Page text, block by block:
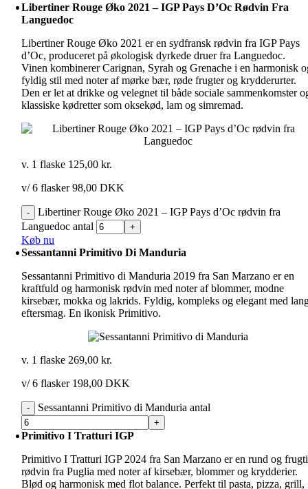
Libertiner Rouge Øko 2021 – IGP Pays D’Oc Rødvin Fra
Languedoc
Libertiner Rouge Øko 2021 er en sydfransk rødvin fra IGP Pays
d’Oc, produceret på økologisk dyrkede druer fra Languedoc.
Vinen kombinerer Carignan, Syrah og Grenache i en harmonisk
fyldig stil med noter af mørke bær, røde frugter og krydderurter.
Den er let at drikke og velegnet til både sociale sammenkomster
klassiske kødretter som oksekød, lam og simremad.
v. 1 flaske 125,00kr.
v/ 6 flasker 98,00 DKK
Libertiner Rouge Øko 2021 – IGP Pays d’Oc rødvin fra
Languedoc antal
Køb nu
Sessantanni Primitivo Di Manduria
Sessantanni Primitivo di Manduria 2019 fra San Marzano er en
kraftfuld og harmonisk rødvin med noter af blommer, modne
kirsebær, mokka og lakrids. Fyldig, kompleks og elegant med
eftersmag. En ikonisk Primitivo.
v. 1 flaske 269,00kr.
v/ 6 flasker 198,00 DKK
Sessantanni Primitivo di Manduria antal
Primitivo I Tratturi IGP
Primitivo I Tratturi IGP 2024 fra San Marzano er en rund og
rødvin fra Puglia med noter af kirsebær, blommer og krydderier.
Blød og harmonisk med flot balance. Perfekt til pasta, pizza, grill,